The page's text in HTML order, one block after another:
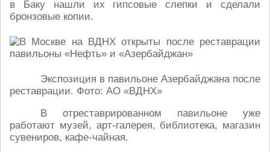
в Баку нашли их гипсовые слепки и сделали
бронзовые копии.
Экспозиция в павильоне Азербайджана после
реставрации. Фото: АО «ВДНХ»
В отреставрированном павильоне уже
работают музей, арт-галерея, библиотека, магазин
сувениров, кафе-чайная.